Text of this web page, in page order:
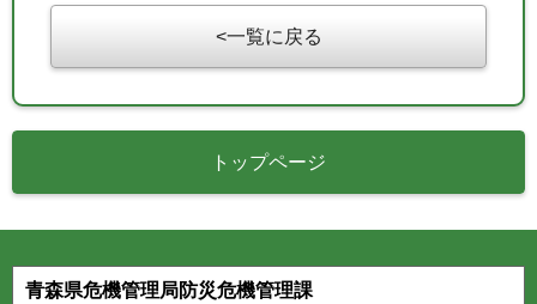
一覧に戻る
トップページ
青森県危機管理局防災危機管理課